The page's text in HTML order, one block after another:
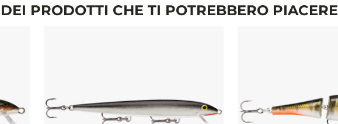
PRODOTTI CHE TI POTREBBERO PIACERE